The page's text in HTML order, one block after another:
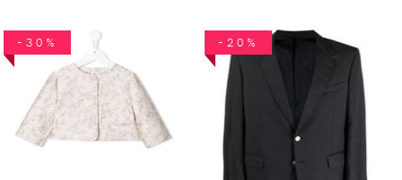
-30% -20%